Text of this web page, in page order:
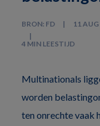
BRON: FD 11
4 MIN LEESTIJD
Multinationals
worden
ten onrechte vaak